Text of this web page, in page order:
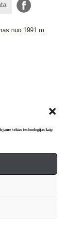
tokias technologijas kaip
nuo 1991 m.